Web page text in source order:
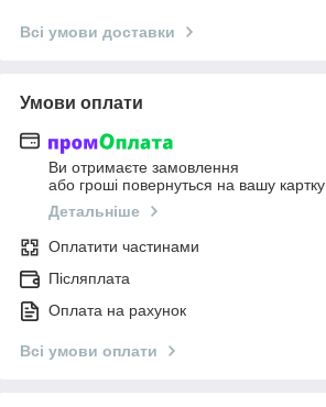
Всі умови доставки
Умови оплати
Ви отримаєте замовлення
або гроші повернуться на вашу картку
Детальніше
Оплатити частинами
Післяплата
Оплата на рахунок
Всі умови оплати